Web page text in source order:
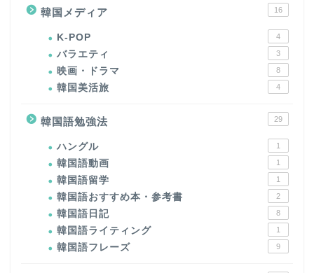
韓国メディア 16
K-POP 4
バラエティ 3
映画・ドラマ 8
韓国美活旅 4
韓国語勉強法 29
ハングル 1
韓国語動画 1
韓国語留学 1
韓国語おすすめ本・参考書 2
韓国語日記 8
韓国語ライティング 1
韓国語フレーズ 9